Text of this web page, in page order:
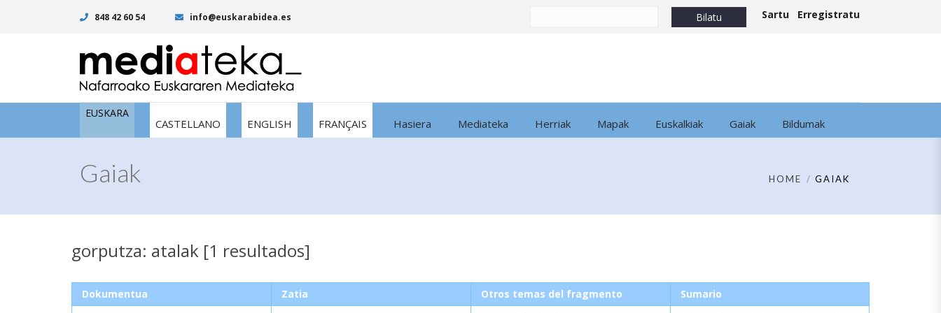
848 42 60 54 info@euskarabidea.es Sartu Erregistratu
EUSKARA
CASTELLANO ENGLISH FRANÇAIS Hasiera Mediateka Herriak Mapak Euskalkiak Gaiak Bildumak
Gaiak HOME GAIAK
gorputza: atalak [1 resultados]
Dokumentua Zatia Otros temas del fragmento Sumario